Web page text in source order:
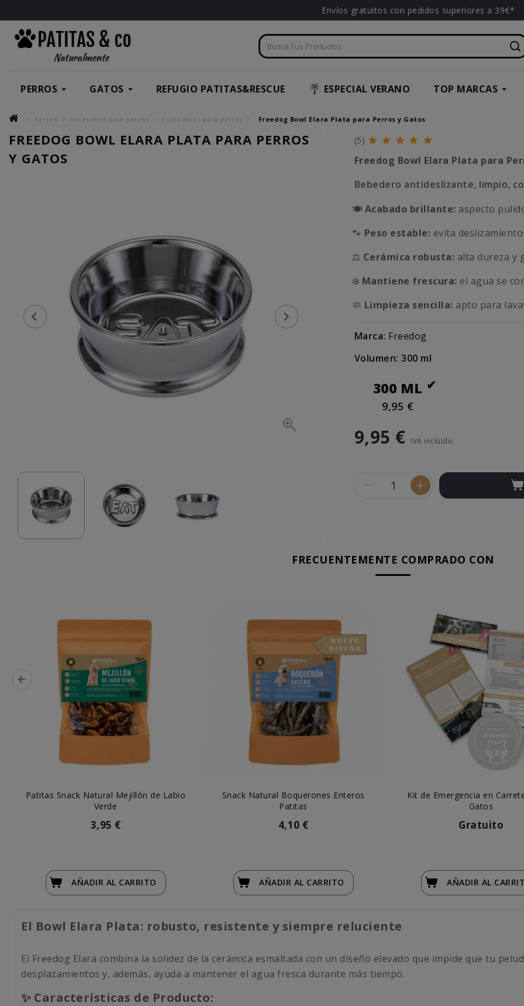
Envíos gratuitos con pedidos superiores a 39€*
PERROS GATOS REFUGIO PATITAS&RESCUE ESPECIAL VERANO TOP MARCAS
Perros Accesorios para perros Comederos para perros Freedog Bowl Elara Plata para Perros y Gatos
FREEDOG BOWL ELARA PLATA PARA PERROS
Y GATOS
(5)
Freedog Bowl Elara Plata para
Bebedero antideslizante, limpio,
🍽️ Acabado brillante: aspecto
🐾 Peso estable: evita
⚖️ Cerámica robusta: alta dureza y
❄️ Mantiene frescura: el agua se
🧼 Limpieza sencilla: apto para
Marca: Freedog
Volumen: 300 ml
300 ML
9,95 €
9,95 € IVA incluido
- +
FRECUENTEMENTE COMPRADO CON
Patitas Snack Natural Mejillón de Labio
Verde
3,95 €
AÑADIR AL CARRITO
Snack Natural Boquerones Enteros
Patitas
4,10 €
AÑADIR AL CARRITO
Kit de Emergencia en
Gatos
Gratuito
AÑADIR AL
El Bowl Elara Plata: robusto, resistente y siempre reluciente
El Freedog Elara combina la solidez de la cerámica esmaltada con un diseño elevado que impide que tu
desplazamientos y, además, ayuda a mantener el agua fresca durante más tiempo.
✨ Características de Producto: